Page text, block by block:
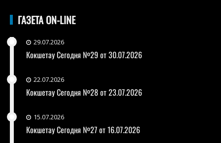
ГАЗЕТА ON-LINE
29.07.2026
Кокшетау Сегодня №29 от 30.07.2026
22.07.2026
Кокшетау Сегодня №28 от 23.07.2026
15.07.2026
Кокшетау Сегодня №27 от 16.07.2026